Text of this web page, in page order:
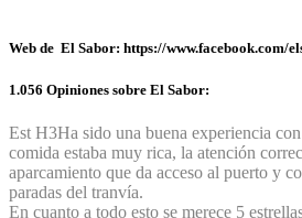
Web de El Sabor: https://www.facebook.com/
1.056 Opiniones sobre El Sabor:
Est H3Ha sido una buena experiencia
comida estaba muy rica, la atención
aparcamiento que da acceso al puerto y
paradas del tranvía.
En cuanto a todo esto se merece 5